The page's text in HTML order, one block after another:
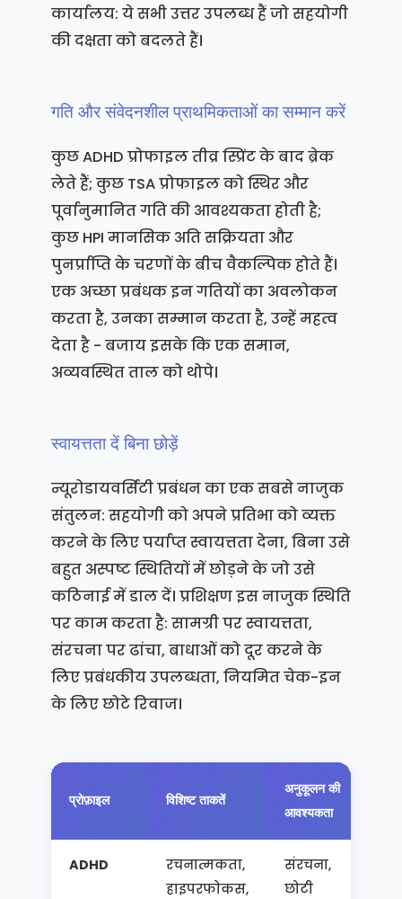
कार्यालय: ये सभी उत्तर उपलब्ध हैं जो सहयोगी
की दक्षता को बदलते हैं।
गति और संवेदनशील प्राथमिकताओं का सम्मान करें
कुछ ADHD प्रोफाइल तीव्र स्प्रिंट के बाद ब्रेक
लेते हैं; कुछ TSA प्रोफाइल को स्थिर और
पूर्वानुमानित गति की आवश्यकता होती है;
कुछ HPI मानसिक अति सक्रियता और
पुनर्प्राप्ति के चरणों के बीच वैकल्पिक होते हैं।
एक अच्छा प्रबंधक इन गतियों का अवलोकन
करता है, उनका सम्मान करता है, उन्हें महत्व
देता है - बजाय इसके कि एक समान,
अव्यवस्थित ताल को थोपे।
स्वायत्तता दें बिना छोड़ें
न्यूरोडायवर्सिटी प्रबंधन का एक सबसे नाजुक
संतुलन: सहयोगी को अपने प्रतिभा को व्यक्त
करने के लिए पर्याप्त स्वायत्तता देना, बिना उसे
बहुत अस्पष्ट स्थितियों में छोड़ने के जो उसे
कठिनाई में डाल दें। प्रशिक्षण इस नाजुक स्थिति
पर काम करता है: सामग्री पर स्वायत्तता,
संरचना पर ढांचा, बाधाओं को दूर करने के
लिए प्रबंधकीय उपलब्धता, नियमित चेक-इन
के लिए छोटे रिवाज।
प्रोफ़ाइल विशिष्ट ताकतें
अनुकूलन की
आवश्यकता
ADHD
रचनात्मकता,
हाइपरफोकस,
संरचना,
छोटी